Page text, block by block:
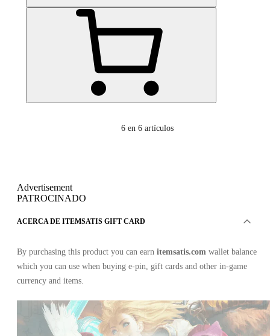
6 en 6 artículos
Advertisement
PATROCINADO
ACERCA DE ITEMSATIS GIFT CARD
By purchasing this product you can earn itemsatis.com wallet balance
which you can use when buying e-pin, gift cards and other in-game
currency and items.